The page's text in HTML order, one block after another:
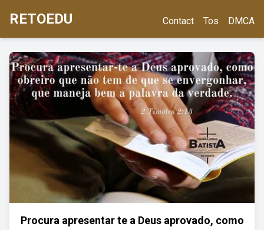
RETOEDU Contact Tos DMCA
Procura apresentar te a Deus aprovado, como